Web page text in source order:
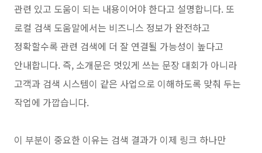
관련 있고 도움이 되는 내용이어야 한다고 설명합니다. 또
로컬 검색 도움말에서는 비즈니스 정보가 완전하고
정확할수록 관련 검색에 더 잘 연결될 가능성이 높다고
안내합니다. 즉, 소개문은 멋있게 쓰는 문장 대회가 아니라
고객과 검색 시스템이 같은 사업으로 이해하도록 맞춰 두는
작업에 가깝습니다.
이 부분이 중요한 이유는 검색 결과가 이제 링크 하나만